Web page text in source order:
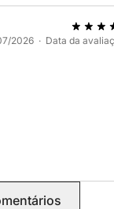
12 pessoas.
durante toda a
realmente
2026 · Data da